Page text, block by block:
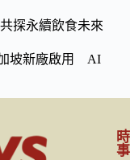
探永續飲食未來
坡新廠啟用 AI
時
事